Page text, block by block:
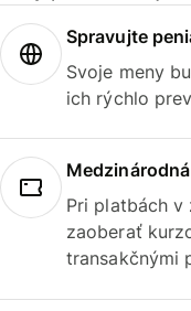
Spravujte
Svoje meny
ich rýchlo
Pri platbách v
zaoberať
transakčnými